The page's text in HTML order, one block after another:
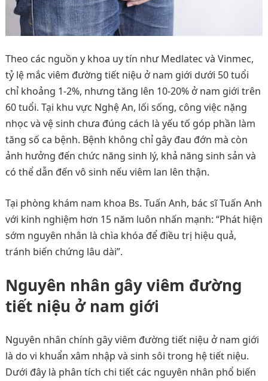
Theo các nguồn y khoa uy tín như Medlatec và Vinmec,
tỷ lệ mắc viêm đường tiết niệu ở nam giới dưới 50 tuổi
chỉ khoảng 1-2%, nhưng tăng lên 10-20% ở nam giới trên
60 tuổi. Tại khu vực Nghệ An, lối sống, công việc nặng
nhọc và vệ sinh chưa đúng cách là yếu tố góp phần làm
tăng số ca bệnh. Bệnh không chỉ gây đau đớn mà còn
ảnh hưởng đến chức năng sinh lý, khả năng sinh sản và
có thể dẫn đến vô sinh nếu viêm lan lên thận.
Tại phòng khám nam khoa Bs. Tuấn Anh, bác sĩ Tuấn Anh
với kinh nghiệm hơn 15 năm luôn nhấn mạnh: “Phát hiện
sớm nguyên nhân là chìa khóa để điều trị hiệu quả,
tránh biến chứng lâu dài”.
Nguyên nhân gây viêm đường
tiết niệu ở nam giới
Nguyên nhân chính gây viêm đường tiết niệu ở nam giới
là do vi khuẩn xâm nhập và sinh sôi trong hệ tiết niệu.
Dưới đây là phân tích chi tiết các nguyên nhân phổ biến